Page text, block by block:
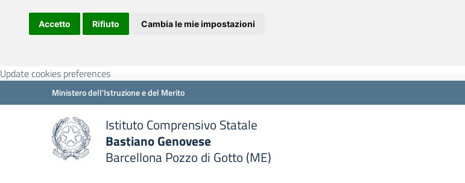
Accetto Rifiuto Cambia le mie impostazioni
Update cookies preferences
Ministero dell'Istruzione e del Merito
Istituto Comprensivo Statale
Bastiano Genovese
Barcellona Pozzo di Gotto (ME)